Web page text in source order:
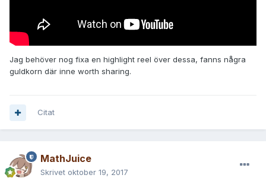
Jag behöver nog fixa en highlight reel över dessa, fanns några
guldkorn där inne worth sharing.
Citat
MathJuice
Skrivet oktober 19, 2017